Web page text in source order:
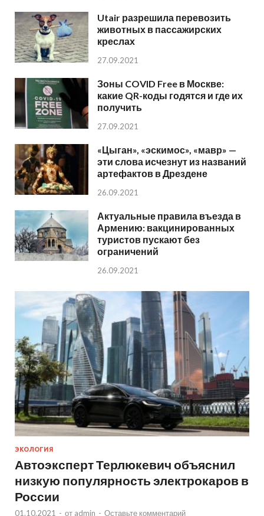
Utair разрешила перевозить
животных в пассажирских
креслах
27.09.2021
Зоны COVID Free в Москве:
какие QR-коды годятся и где их
получить
27.09.2021
«Цыган», «эскимос», «мавр» —
эти слова исчезнут из названий
артефактов в Дрездене
26.09.2021
Актуальные правила въезда в
Армению: вакцинированных
туристов пускают без
ограничений
26.09.2021
ЭКОЛОГИЯ
Автоэксперт Терлюкевич объяснил
низкую популярность электрокаров в
России
01.10.2021 - от admin - Оставьте комментарий